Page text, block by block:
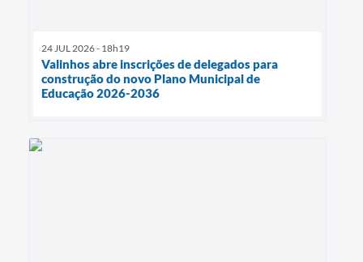
24 JUL 2026 - 18h19
Valinhos abre inscrições de delegados para
construção do novo Plano Municipal de
Educação 2026-2036